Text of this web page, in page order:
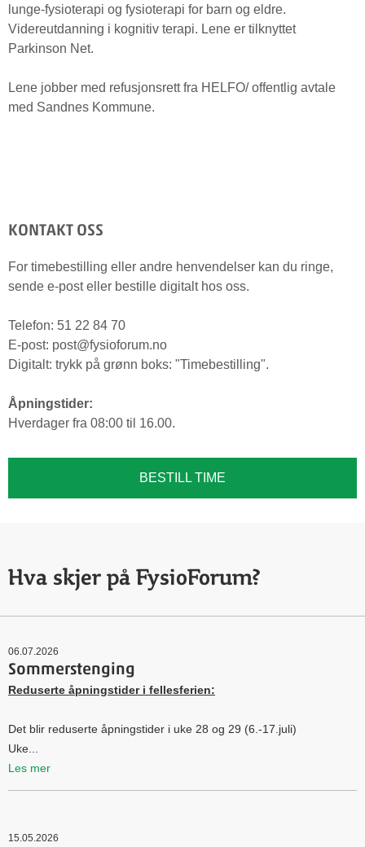
lunge-fysioterapi og fysioterapi for barn og eldre.
Videreutdanning i kognitiv terapi. Lene er tilknyttet
Parkinson Net.
Lene jobber med refusjonsrett fra HELFO/ offentlig avtale
med Sandnes Kommune.
KONTAKT OSS
For timebestilling eller andre henvendelser kan du ringe,
sende e-post eller bestille digitalt hos oss.
Telefon: 51 22 84 70
E-post: post@fysioforum.no
Digitalt: trykk på grønn boks: "Timebestilling".
Åpningstider:
Hverdager fra 08:00 til 16.00.
BESTILL TIME
Hva skjer på FysioForum?
06.07.2026
Sommerstenging
Reduserte åpningstider i fellesferien:
Det blir reduserte åpningstider i uke 28 og 29 (6.-17.juli)
Uke...
Les mer
15.05.2026